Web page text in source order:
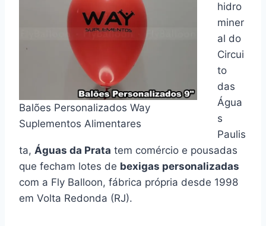
Balões Personalizados Way
Suplementos Alimentares
hidro
miner
al do
Circui
to
das
Água
s
Paulis
ta, Águas da Prata tem comércio e pousadas
que fecham lotes de bexigas personalizadas
com a Fly Balloon, fábrica própria desde 1998
em Volta Redonda (RJ).